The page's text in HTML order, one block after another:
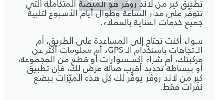
تطبيق كير من لاند روڤر هو المنصة المتكاملة التي
تتوفّر على مدار الساعة وطوال أيام الأسبوع لتلبية
جميع خدمات العناية بالعملاء.
سواء أكنت تحتاج إلى المساعدة على الطريق، أم
الاتجاهات باستخدام الـ GPS، أم معلومات أكثر عن
مركبتك، أم شراء إكسسوارات أو قطع من المجموعة،
أو ببساطة تحديد أقرب صالة عرض لك، فإن تطبيق
كير من لاند روڤر يوفّر لك كل هذه الميّزات ببضع
نقرات فقط.